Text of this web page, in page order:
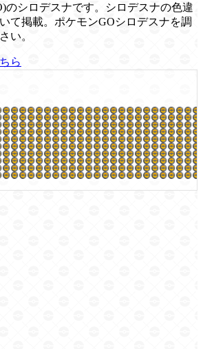
のシロデスナです。シロデスナの色違
て掲載。ポケモンGOシロデスナを調
い。
ら